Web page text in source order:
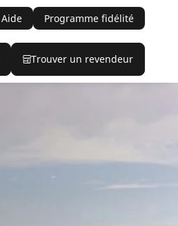
Aide Programme fidélité
Trouver un revendeur